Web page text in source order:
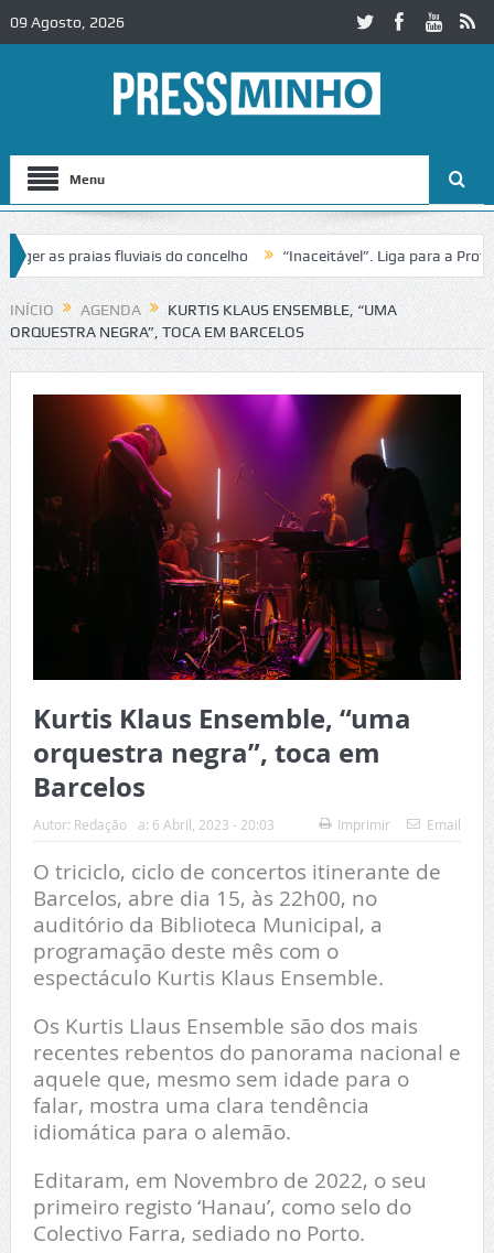
09 Agosto, 2026
Menu
as praias fluviais do concelho “Inaceitável”. Liga para a Proteção
de trânsito no IC2 em Alcobaça Igreja do Castelo de
INÍCIO AGENDA
KURTIS KLAUS ENSEMBLE, “UMA
ORQUESTRA NEGRA”, TOCA EM BARCELOS
Kurtis Klaus Ensemble, “uma
orquestra negra”, toca em
Barcelos
Autor: Redação a: 6 Abril, 2023 - 20:03 Imprimir Email
O triciclo, ciclo de concertos itinerante de
Barcelos, abre dia 15, às 22h00, no
auditório da Biblioteca Municipal, a
programação deste mês com o
espectáculo Kurtis Klaus Ensemble.
Os Kurtis Llaus Ensemble são dos mais
recentes rebentos do panorama nacional e
aquele que, mesmo sem idade para o
falar, mostra uma clara tendência
idiomática para o alemão.
Editaram, em Novembro de 2022, o seu
primeiro registo ‘Hanau’, como selo do
Colectivo Farra, sediado no Porto.